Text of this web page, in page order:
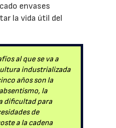
envases
la vida útil del
al que se va a
industrializada
años son la
la
dificultad para
de
a la cadena